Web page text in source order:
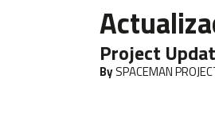
Project
BySPACEMAN